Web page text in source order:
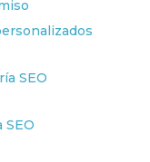
SEO
SEO